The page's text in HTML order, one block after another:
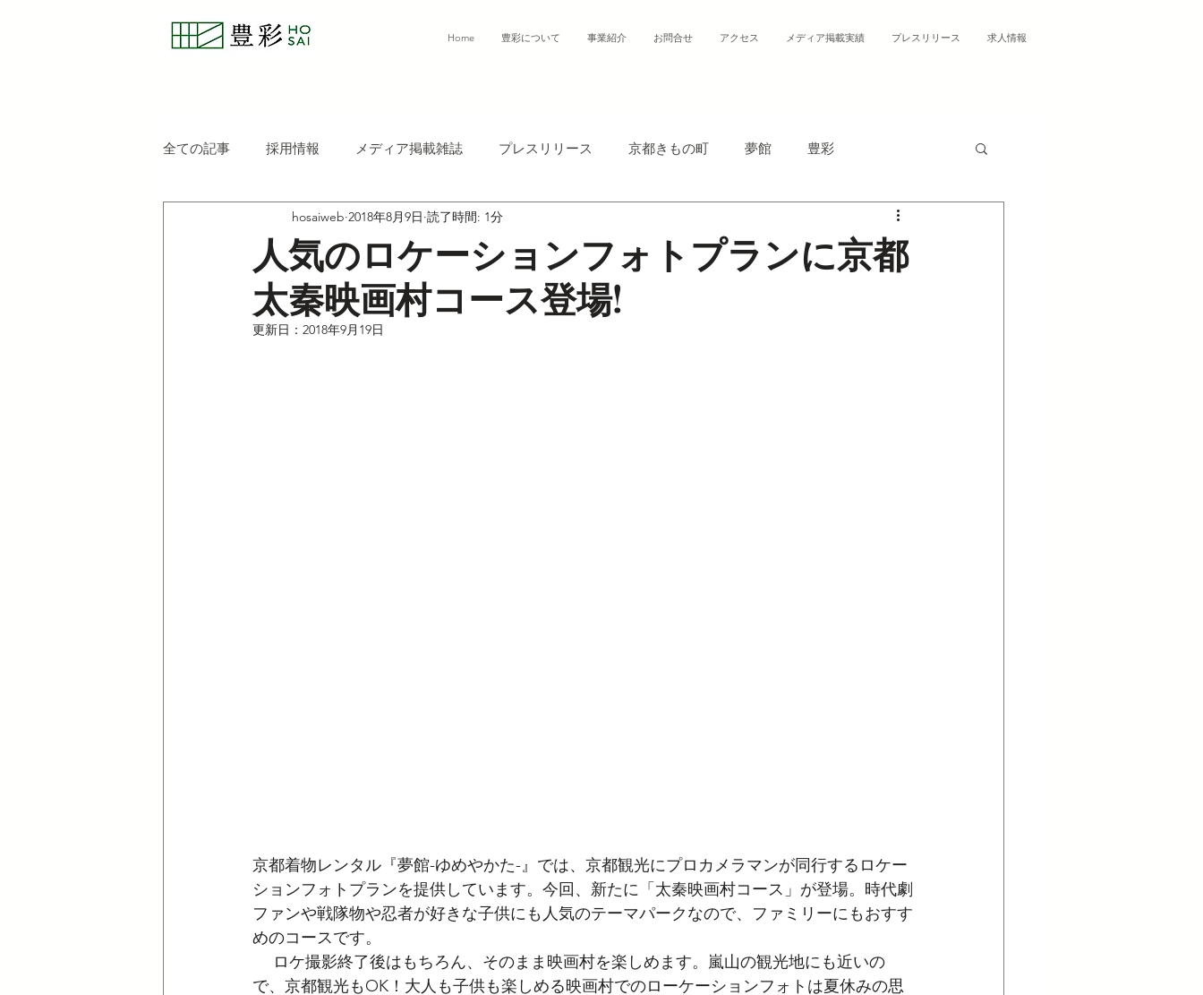
Home 豊彩について 事業紹介 お問合せ アクセス メディア掲載実績 プレスリリース 求人情報
全ての記事 採用情報 メディア掲載雑誌 プレスリリース 京都きもの町 夢館 豊彩
人気のロケーションフォトプランに京都
太秦映画村コース登場!
hosaiweb 2018年8月9日 読了時間: 1分
更新日： 2018年9月19日
京都着物レンタル『夢館-ゆめやかた-』では、京都観光にプロカメラマンが同行するロケー
ションフォトプランを提供しています。今回、新たに「太秦映画村コース」が登場。時代劇
ファンや戦隊物や忍者が好きな子供にも人気のテーマパークなので、ファミリーにもおすす
めのコースです。
ロケ撮影終了後はもちろん、そのまま映画村を楽しめます。嵐山の観光地にも近いの
で、京都観光もOK！大人も子供も楽しめる映画村でのローケーションフォトは夏休みの思